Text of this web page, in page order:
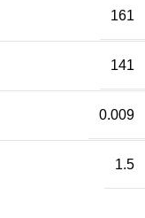
161
141
0.009
1.5